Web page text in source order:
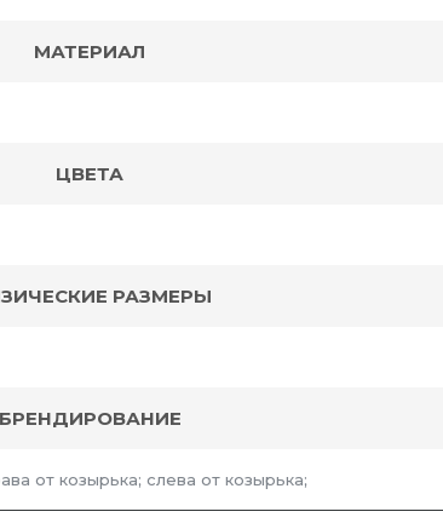
МАТЕРИАЛ
ЦВЕТА
РАЗМЕРЫ
БРЕНДИРОВАНИЕ
от козырька; слева от козырька;